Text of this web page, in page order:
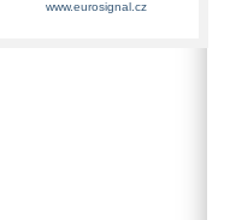
www.eurosignal.cz